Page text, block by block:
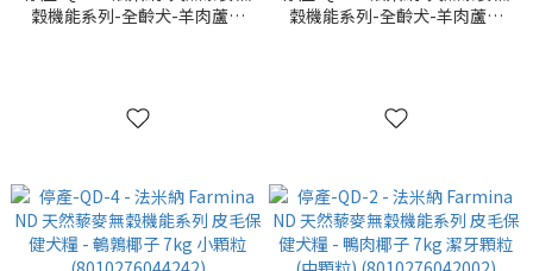
穀機能系列-全齡犬-羊肉蘆筍
穀機能系列-全齡犬-羊肉蘆筍